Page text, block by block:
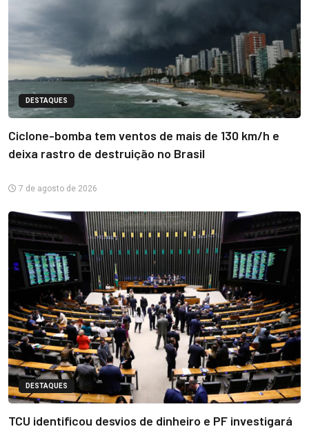
DESTAQUES
Ciclone-bomba tem ventos de mais de 130 km/h e
deixa rastro de destruição no Brasil
7 de agosto de 2026
DESTAQUES
TCU identificou desvios de dinheiro e PF investigará